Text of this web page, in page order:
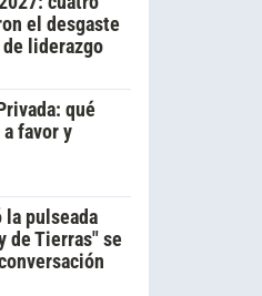
el desgaste
liderazgo
qué
favor y
pulseada
de Tierras" se